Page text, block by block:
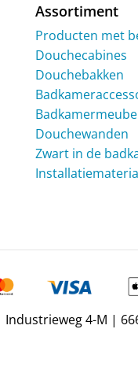
Assortiment
Producten met
Douchecabines
Douchebakken
Douchewanden
Zwart in de
4-M |